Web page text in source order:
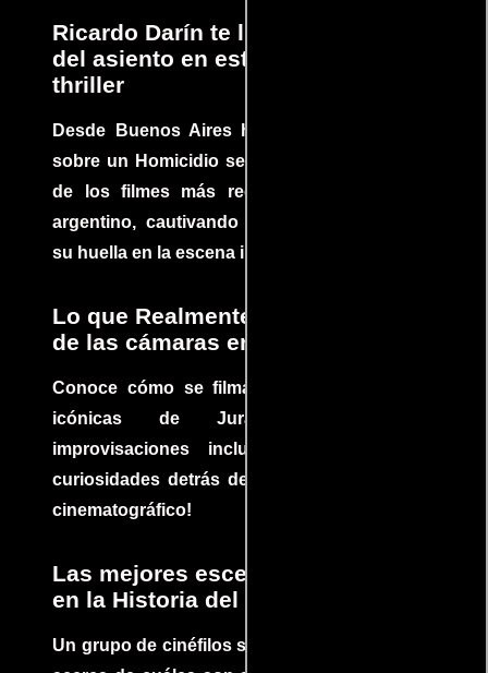
Ricardo Darín te llevará al borde
del asiento en este increíble
thriller
Desde Buenos Aires hasta el mundo, Tesis
sobre un Homicidio se ha convertido en uno
de los filmes más recomendados del cine
argentino, cautivando audiencias y dejando
su huella en la escena internacional.
Lo que Realmente Sucedió detrás
de las cámaras en Jurassic Park
Conoce cómo se filmaron algunas escenas
icónicas de Jurassic Park, con
improvisaciones incluidas. ¡Descubre las
curiosidades detrás del rodaje de un clásico
cinematográfico!
Las mejores escenas de acción
en la Historia del cine
Un grupo de cinéfilos se juntaron para debatir